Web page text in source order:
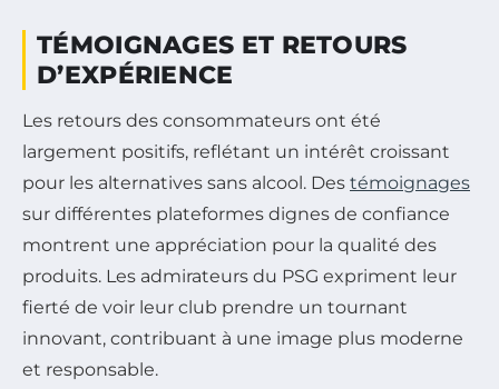
TÉMOIGNAGES ET RETOURS
D’EXPÉRIENCE
Les retours des consommateurs ont été
largement positifs, reflétant un intérêt croissant
pour les alternatives sans alcool. Des témoignages
sur différentes plateformes dignes de confiance
montrent une appréciation pour la qualité des
produits. Les admirateurs du PSG expriment leur
fierté de voir leur club prendre un tournant
innovant, contribuant à une image plus moderne
et responsable.